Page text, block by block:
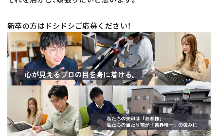
新卒の方はドシドシご応募ください！